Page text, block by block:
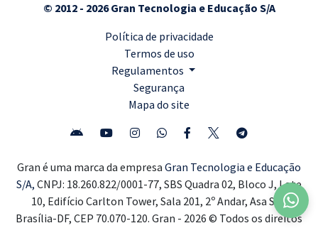
© 2012 - 2026 Gran Tecnologia e Educação S/A
Política de privacidade
Termos de uso
Regulamentos
Segurança
Mapa do site
Gran é uma marca da empresa Gran Tecnologia e Educação
S/A, CNPJ: 18.260.822/0001-77, SBS Quadra 02, Bloco J, Lote
10, Edifício Carlton Tower, Sala 201, 2º Andar, Asa Sul,
Brasília-DF, CEP 70.070-120. Gran - 2026 © Todos os direitos